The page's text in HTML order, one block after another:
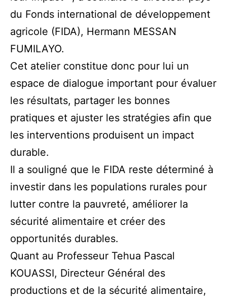
du Fonds international de développement
agricole (FIDA), Hermann MESSAN
FUMILAYO.
Cet atelier constitue donc pour lui un
espace de dialogue important pour évaluer
les résultats, partager les bonnes
pratiques et ajuster les stratégies afin que
les interventions produisent un impact
durable.
Il a souligné que le FIDA reste déterminé à
investir dans les populations rurales pour
lutter contre la pauvreté, améliorer la
sécurité alimentaire et créer des
opportunités durables.
Quant au Professeur Tehua Pascal
KOUASSI, Directeur Général des
productions et de la sécurité alimentaire,